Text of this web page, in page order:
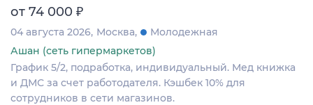
от 74 000 ₽
04 августа 2026 Москва
Молодежная
Ашан (сеть гипермаркетов)
График 5/2, подработка, индивидуальный. Мед книжка
и ДМС за счет работодателя. Кэшбек 10% для
сотрудников в сети магазинов.